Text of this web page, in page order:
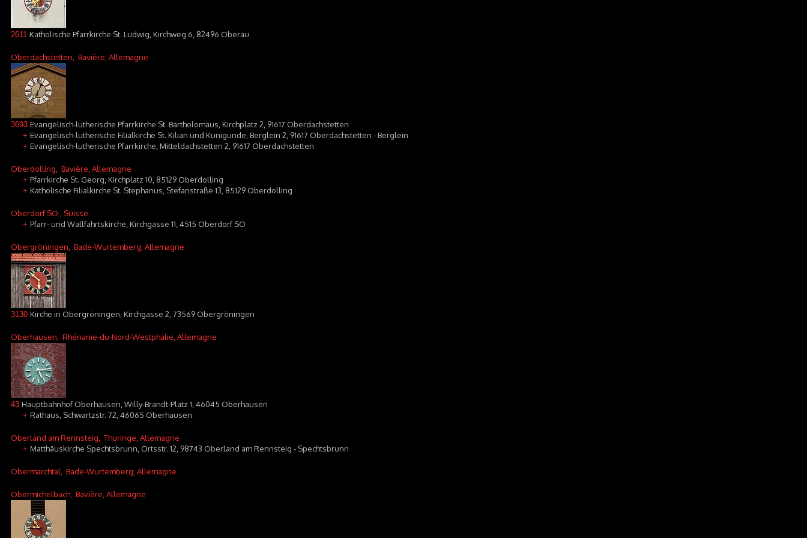
2611 Katholische Pfarrkirche St. Ludwig, Kirchweg 6, 82496 Oberau
Oberdachstetten , Bavière, Allemagne
3693 Evangelisch-lutherische Pfarrkirche St. Bartholomäus, Kirchplatz 2, 91617 Oberdachstetten
+ Evangelisch-lutherische Filialkirche St. Kilian und Kunigunde, Berglein 2, 91617 Oberdachstetten - Berglein
+ Evangelisch-lutherische Pfarrkirche, Mitteldachstetten 2, 91617 Oberdachstetten
Oberdolling , Bavière, Allemagne
+ Pfarrkirche St. Georg, Kirchplatz 10, 85129 Oberdolling
+ Katholische Filialkirche St. Stephanus, Stefanstraße 13, 85129 Oberdolling
Oberdorf SO , Suisse
+ Pfarr- und Wallfahrtskirche, Kirchgasse 11, 4515 Oberdorf SO
Obergröningen , Bade-Wurtemberg, Allemagne
3130 Kirche in Obergröningen, Kirchgasse 2, 73569 Obergröningen
Oberhausen , Rhénanie-du-Nord-Westphalie, Allemagne
43 Hauptbahnhof Oberhausen, Willy-Brandt-Platz 1, 46045 Oberhausen
+ Rathaus, Schwartzstr. 72, 46065 Oberhausen
Oberland am Rennsteig , Thuringe, Allemagne
+ Matthäuskirche Spechtsbrunn, Ortsstr. 12, 98743 Oberland am Rennsteig - Spechtsbrunn
Obermarchtal , Bade-Wurtemberg, Allemagne
Obermichelbach , Bavière, Allemagne